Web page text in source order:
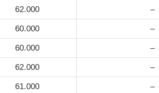
62.000 –
60.000 –
60.000 –
62.000 –
61.000 –